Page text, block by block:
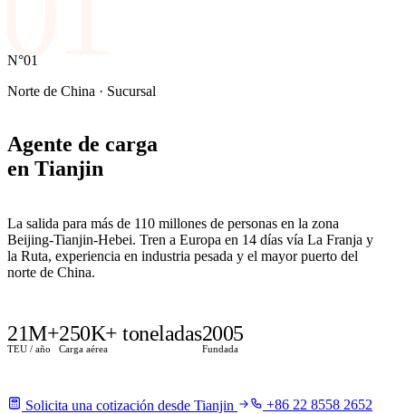
N°01
Norte de China · Sucursal
Agente de carga
en Tianjin
La salida para más de 110 millones de personas en la zona
Beijing-Tianjin-Hebei. Tren a Europa en 14 días vía La Franja y
la Ruta, experiencia en industria pesada y el mayor puerto del
norte de China.
21M+
TEU / año
250K+ toneladas
Carga aérea
2005
Fundada
Solicita una cotización desde Tianjin +86 22 8558 2652